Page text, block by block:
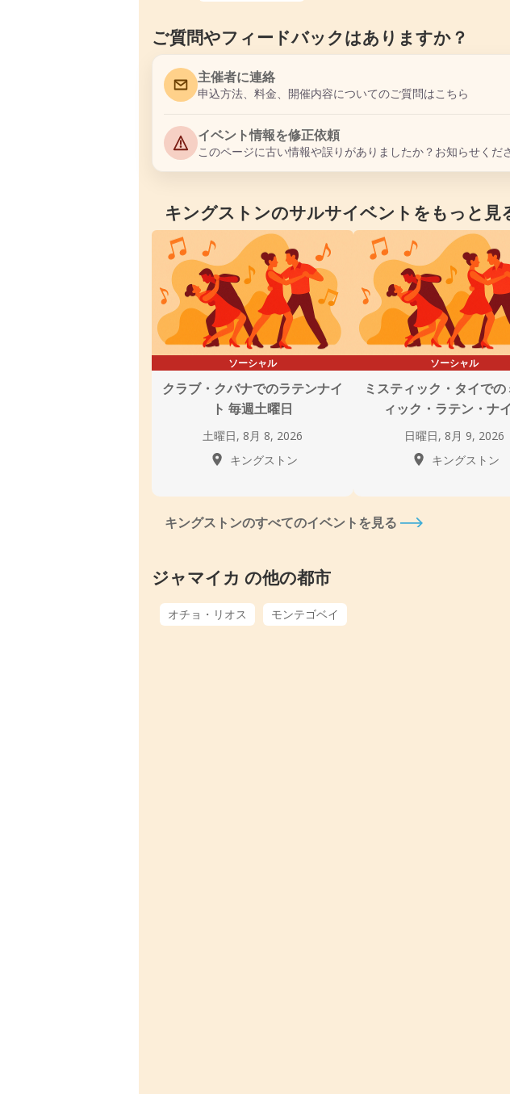
ご質問やフィードバックはありますか？
主催者に連絡
申込方法、料金、開催内容についてのご質問はこちら
イベント情報を修正依頼
このページに古い情報や誤りがありましたか？お知らせくだ
キングストンのサルサイベントをもっと見
ソーシャル
クラブ・クバナでのラテンナイ
ト 毎週土曜日
土曜日, 8月 8, 2026
キングストン
ソーシャル
ミスティック・タイで
ィック・ラテン・ナ
日曜日, 8月 9, 2026
キングストン
キングストンのすべてのイベントを見る
ジャマイカ の他の都市
オチョ・リオス モンテゴベイ